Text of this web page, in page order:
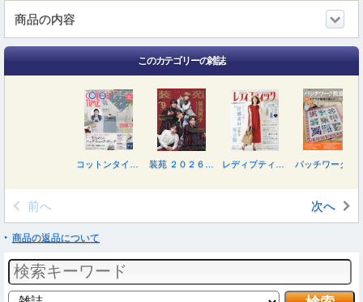
商品の内容
このカテゴリーの雑誌
前へ 次へ
商品の返品について